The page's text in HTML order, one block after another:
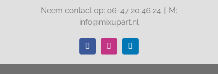
Neem contact op: 06-47 20 46 24 | M:
info@mixupart.nl
FacebookInstagramLinkedIn